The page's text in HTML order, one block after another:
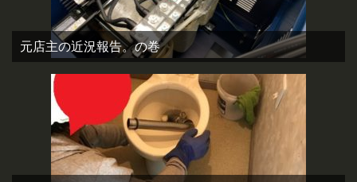
元店主の近況報告。の巻